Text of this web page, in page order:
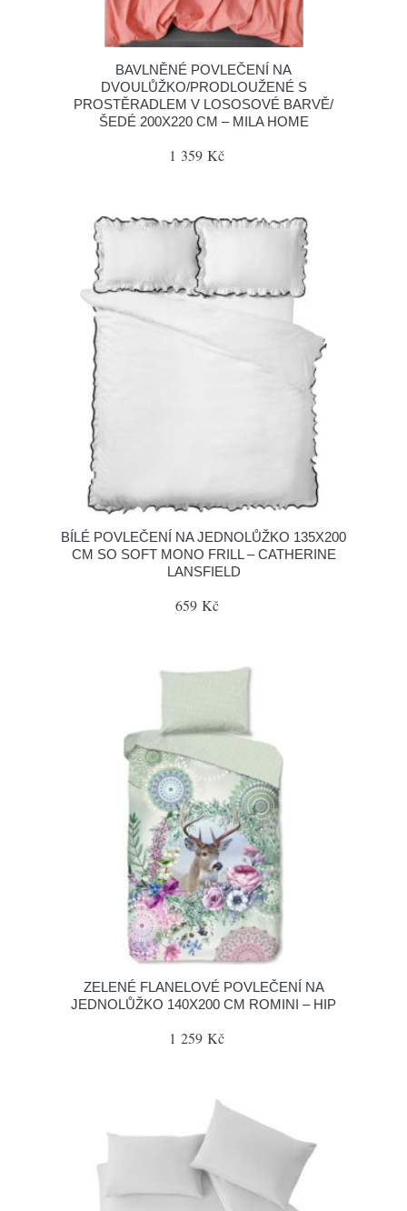
BAVLNĚNÉ POVLEČENÍ NA
DVOULŮŽKO/PRODLOUŽENÉ S
PROSTĚRADLEM V LOSOSOVÉ BARVĚ/
ŠEDÉ 200X220 CM – MILA HOME
1 359 Kč
BÍLÉ POVLEČENÍ NA JEDNOLŮŽKO 135X200
CM SO SOFT MONO FRILL – CATHERINE
LANSFIELD
659 Kč
ZELENÉ FLANELOVÉ POVLEČENÍ NA
JEDNOLŮŽKO 140X200 CM ROMINI – HIP
1 259 Kč